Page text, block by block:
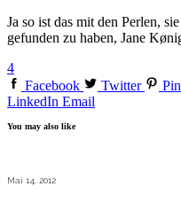
Ja so ist das mit den Perlen,
gefunden zu haben, Jane K
4
Facebook
Twitter
LinkedIn Email
You may also like
Mai 14, 2012